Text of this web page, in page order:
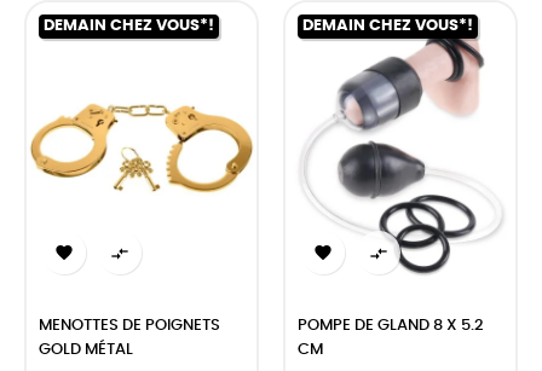
DEMAIN CHEZ VOUS*!
 
MENOTTES DE POIGNETS
GOLD MÉTAL
DEMAIN CHEZ VOUS*!
 
POMPE DE GLAND 8 X 5.2
CM